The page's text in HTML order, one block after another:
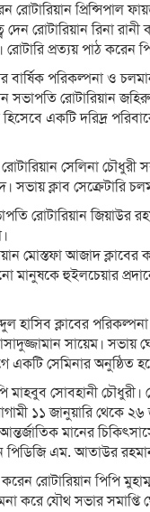
প্রিন্সিপাল
রোটারিয়ান রিনা
প্রত্যয় পাঠ করেন
পরিকল্পনা ও
সভাপতি রোটারিয়ান
একটি দরিদ্র
সেলিনা চৌধুরী
ক্লাব সেক্রেটারি
রোটারিয়ান জিয়াউর
মোস্তফা আজাদ ক্লাবের
মানুষকে হুইলচেয়ার
হাসিব ক্লাবের
সায়েম। সভায়
একটি সেমিনার অনুষ্ঠিত
মাহবুব সোবহানী চৌধুরী।
১১ জানুয়ারি থেকে ২৬
মানের
পিডিজি এম. আতাউর
করেন রোটারিয়ান পিপি
করে যৌথ সভার সমাপ্তি